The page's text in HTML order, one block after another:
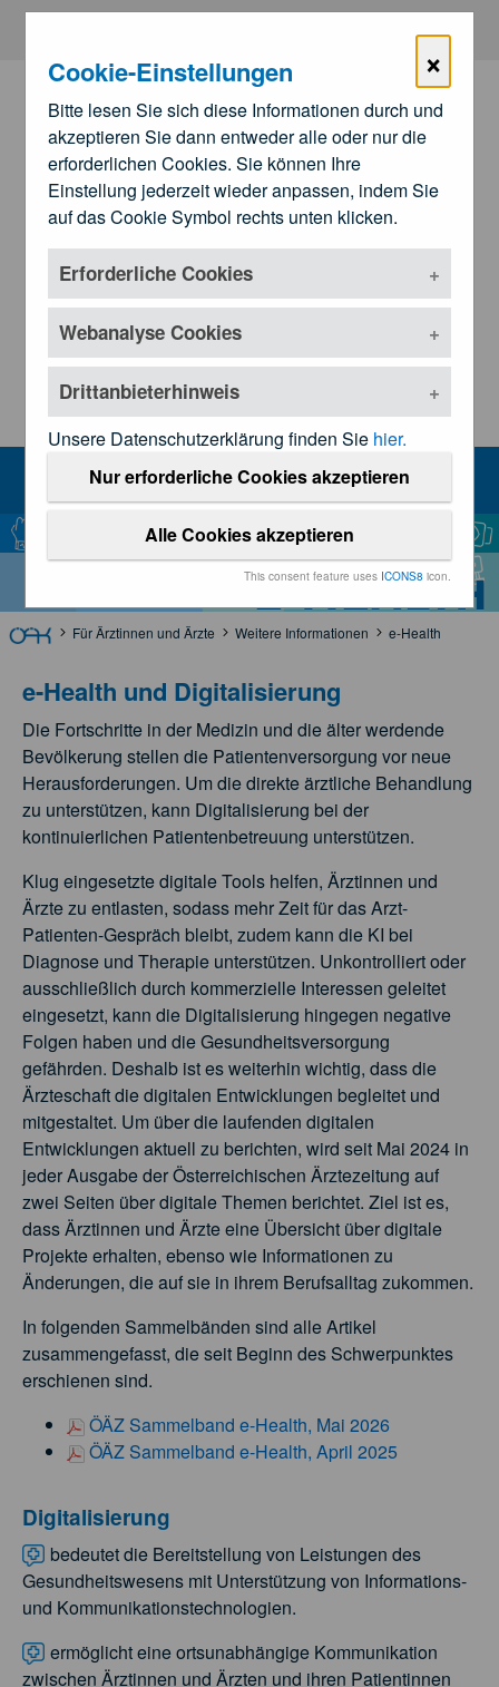
×
Cookie-Einstellungen
Bitte lesen Sie sich diese Informationen durch und
akzeptieren Sie dann entweder alle oder nur die
erforderlichen Cookies. Sie können Ihre
Einstellung jederzeit wieder anpassen, indem Sie
auf das Cookie Symbol rechts unten klicken.
Erforderliche Cookies
Webanalyse Cookies
Drittanbieterhinweis
Unsere Datenschutzerklärung finden Sie hier.
Nur erforderliche Cookies akzeptieren
Alle Cookies akzeptieren
This consent feature uses ICONS8 icon.
Zum Hauptinhalt springen
Zu den
Landesärztekammern
e-Health
MENU
e-Health
Für Ärztinnen und Ärzte Weitere Informationen e-Health
e-Health und Digitalisierung
Die Fortschritte in der Medizin und die älter werdende
Bevölkerung stellen die Patientenversorgung vor neue
Herausforderungen. Um die direkte ärztliche Behandlung
zu unterstützen, kann Digitalisierung bei der
kontinuierlichen Patientenbetreuung unterstützen.
Klug eingesetzte digitale Tools helfen, Ärztinnen und
Ärzte zu entlasten, sodass mehr Zeit für das Arzt-
Patienten-Gespräch bleibt, zudem kann die KI bei
Diagnose und Therapie unterstützen. Unkontrolliert oder
ausschließlich durch kommerzielle Interessen geleitet
eingesetzt, kann die Digitalisierung hingegen negative
Folgen haben und die Gesundheitsversorgung
gefährden. Deshalb ist es weiterhin wichtig, dass die
Ärzteschaft die digitalen Entwicklungen begleitet und
mitgestaltet. Um über die laufenden digitalen
Entwicklungen aktuell zu berichten, wird seit Mai 2024 in
jeder Ausgabe der Österreichischen Ärztezeitung auf
zwei Seiten über digitale Themen berichtet. Ziel ist es,
dass Ärztinnen und Ärzte eine Übersicht über digitale
Projekte erhalten, ebenso wie Informationen zu
Änderungen, die auf sie in ihrem Berufsalltag zukommen.
In folgenden Sammelbänden sind alle Artikel
zusammengefasst, die seit Beginn des Schwerpunktes
erschienen sind.
ÖÄZ Sammelband e-Health, Mai 2026
ÖÄZ Sammelband e-Health, April 2025
Digitalisierung
bedeutet die Bereitstellung von Leistungen des
Gesundheitswesens mit Unterstützung von Informations-
und Kommunikationstechnologien.
ermöglicht eine ortsunabhängige Kommunikation
zwischen Ärztinnen und Ärzten und ihren Patientinnen